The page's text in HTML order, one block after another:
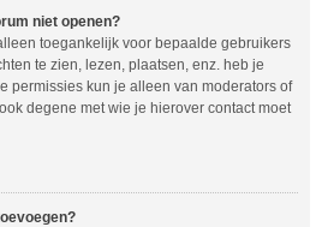
niet openen?
toegankelijk voor bepaalde gebruikers
te zien, lezen, plaatsen, enz. heb je
permissies kun je alleen van moderators of
degene met wie je hierover contact moet